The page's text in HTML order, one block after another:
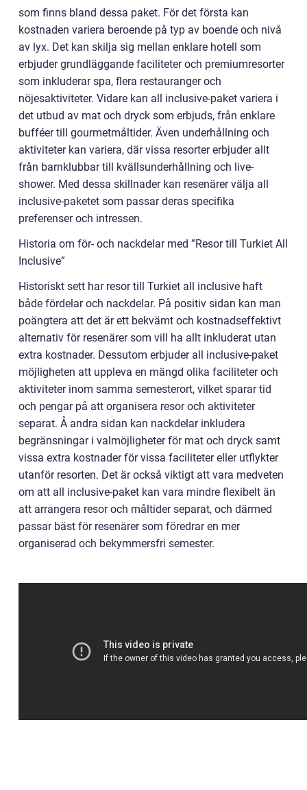
som finns bland dessa paket. För det första kan
kostnaden variera beroende på typ av boende och nivå
av lyx. Det kan skilja sig mellan enklare hotell som
erbjuder grundläggande faciliteter och premiumresorter
som inkluderar spa, flera restauranger och
nöjesaktiviteter. Vidare kan all inclusive-paket variera i
det utbud av mat och dryck som erbjuds, från enklare
bufféer till gourmetmåltider. Även underhållning och
aktiviteter kan variera, där vissa resorter erbjuder allt
från barnklubbar till kvällsunderhållning och live-
shower. Med dessa skillnader kan resenärer välja all
inclusive-paketet som passar deras specifika
preferenser och intressen.
Historia om för- och nackdelar med ”Resor till Turkiet All
Inclusive”
Historiskt sett har resor till Turkiet all inclusive haft
både fördelar och nackdelar. På positiv sidan kan man
poängtera att det är ett bekvämt och kostnadseffektivt
alternativ för resenärer som vill ha allt inkluderat utan
extra kostnader. Dessutom erbjuder all inclusive-paket
möjligheten att uppleva en mängd olika faciliteter och
aktiviteter inom samma semesterort, vilket sparar tid
och pengar på att organisera resor och aktiviteter
separat. Å andra sidan kan nackdelar inkludera
begränsningar i valmöjligheter för mat och dryck samt
vissa extra kostnader för vissa faciliteter eller utflykter
utanför resorten. Det är också viktigt att vara medveten
om att all inclusive-paket kan vara mindre flexibelt än
att arrangera resor och måltider separat, och därmed
passar bäst för resenärer som föredrar en mer
organiserad och bekymmersfri semester.